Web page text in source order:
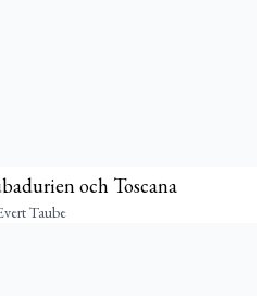
och Toscana
Taube